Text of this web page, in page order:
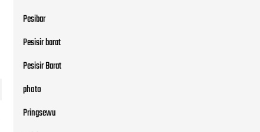
Pesibar
Pesisir barat
Pesisir Barat
photo
Pringsewu